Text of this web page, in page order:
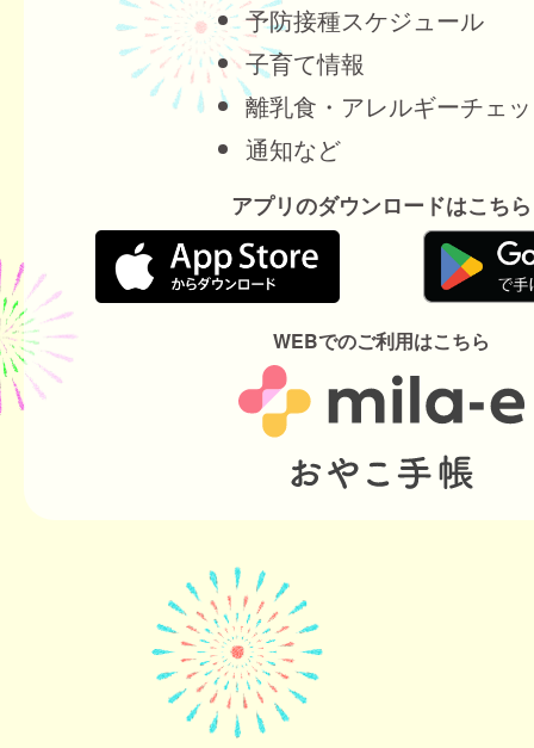
予防接種スケジュール
子育て情報
離乳食・アレルギーチェ
通知など
アプリのダウンロードはこちら
WEBでのご利用はこちら